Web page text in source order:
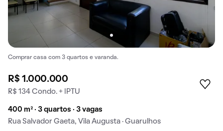
Comprar casa com 3 quartos e varanda.
R$ 1.000.000
R$ 134 Condo. + IPTU
400 m² · 3 quartos · 3 vagas
Rua Salvador Gaeta, Vila Augusta · Guarulhos